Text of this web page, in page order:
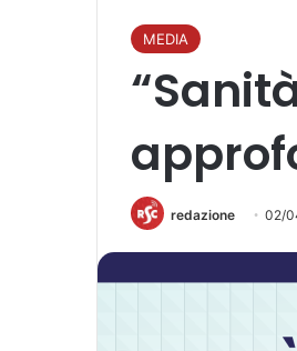
MEDIA
redazione 02/